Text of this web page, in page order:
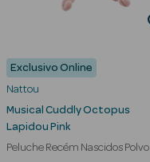
Exclusivo Online
Nattou
Musical Cuddly Octopus
Lapidou Pink
Peluche Recém Nascidos Polvo